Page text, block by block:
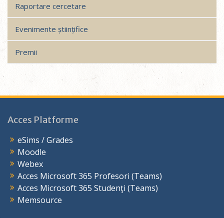
Raportare cercetare
Evenimente științifice
Premii
Acces Platforme
eSims / Grades
Moodle
Webex
Acces Microsoft 365 Profesori (Teams)
Acces Microsoft 365 Studenţi (Teams)
Memsource